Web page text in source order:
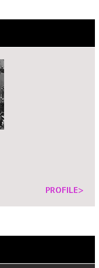
PROFILE>